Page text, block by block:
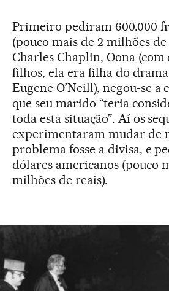
Primeiro pediram 600.000
(pouco mais de 2 milhões
Charles Chaplin, Oona
filhos, ela era filha do
Eugene O’Neill), negou-se a
que seu marido “teria
toda esta situação”. Aí os
experimentaram mudar de
problema fosse a divisa, e
dólares americanos (pouco
milhões de reais).